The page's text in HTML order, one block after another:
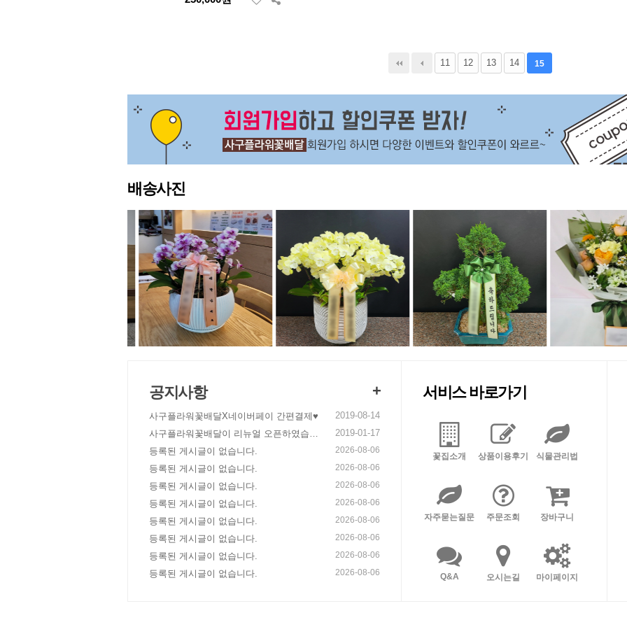
11 12 13 14 15
배송사진
공지사항 +
사구플라워꽃배달X네이버페이 간편결제♥
2019-08-14
사구플라워꽃배달이 리뉴얼 오픈하였습니
다!
2019-01-17
등록된 게시글이 없습니다.
2026-08-06
등록된 게시글이 없습니다. 2026-08-06
등록된 게시글이 없습니다. 2026-08-06
등록된 게시글이 없습니다. 2026-08-06
등록된 게시글이 없습니다. 2026-08-06
등록된 게시글이 없습니다. 2026-08-06
등록된 게시글이 없습니다. 2026-08-06
등록된 게시글이 없습니다. 2026-08-06
서비스 바로가기
꽃집소개 상품이용후기 식물관리법
자주묻는질문 주문조회 장바구니
Q&A 오시는길 마이페이지